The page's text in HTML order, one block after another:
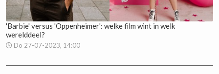
'Barbie' versus 'Oppenheimer': welke film wint in welk
werelddeel?
Do 27-07-2023, 14:00